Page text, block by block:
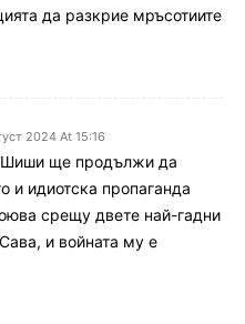
да разкрие мръсотиите
2024 At 15:16
Шиши ще продължи да
и идиотска пропаганда
срещу двете най-гадни
и войната му е